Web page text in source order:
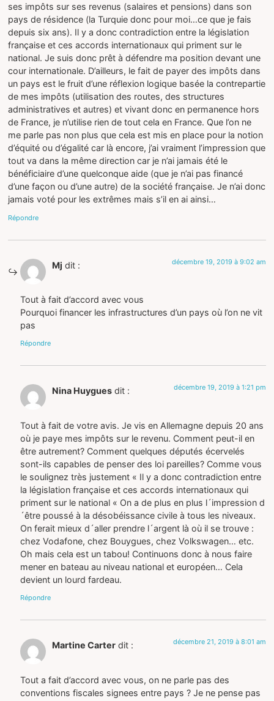
ses impôts sur ses revenus (salaires et pensions) dans son
pays de résidence (la Turquie donc pour moi…ce que je fais
depuis six ans). Il y a donc contradiction entre la législation
française et ces accords internationaux qui priment sur le
national. Je suis donc prêt à défendre ma position devant une
cour internationale. D’ailleurs, le fait de payer des impôts dans
un pays est le fruit d’une réflexion logique basée la contrepartie
de mes impôts (utilisation des routes, des structures
administratives et autres) et vivant donc en permanence hors
de France, je n’utilise rien de tout cela en France. Que l’on ne
me parle pas non plus que cela est mis en place pour la notion
d’équité ou d’égalité car là encore, j’ai vraiment l’impression que
tout va dans la même direction car je n’ai jamais été le
bénéficiaire d’une quelconque aide (que je n’ai pas financé
d’une façon ou d’une autre) de la société française. Je n’ai donc
jamais voté pour les extrêmes mais s’il en ai ainsi…
Répondre
Mj dit : décembre 19, 2019 à 9:02 am
Tout à fait d’accord avec vous
Pourquoi financer les infrastructures d’un pays où l’on ne vit
pas
Répondre
Nina Huygues dit : décembre 19, 2019 à 1:21 pm
Tout à fait de votre avis. Je vis en Allemagne depuis 20 ans
où je paye mes impôts sur le revenu. Comment peut-il en
être autrement? Comment quelques députés écervelés
sont-ils capables de penser des loi pareilles? Comme vous
le soulignez très justement « Il y a donc contradiction entre
la législation française et ces accords internationaux qui
priment sur le national « On a de plus en plus l´impression d
´être poussé à la désobéissance civile à tous les niveaux.
On ferait mieux d´aller prendre l´argent là où il se trouve :
chez Vodafone, chez Bouygues, chez Volkswagen… etc.
Oh mais cela est un tabou! Continuons donc à nous faire
mener en bateau au niveau national et européen… Cela
devient un lourd fardeau.
Répondre
Martine Carter dit : décembre 21, 2019 à 8:01 am
Tout a fait d’accord avec vous, on ne parle pas des
conventions fiscales signees entre pays ? Je ne pense pas